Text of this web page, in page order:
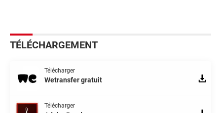
TÉLÉCHARGEMENT
Télécharger
Wetransfer gratuit
Télécharger